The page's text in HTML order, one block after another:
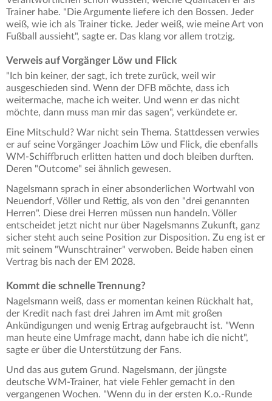
Trainer habe. "Die Argumente liefere ich den Bossen. Jeder
weiß, wie ich als Trainer ticke. Jeder weiß, wie meine Art von
Fußball aussieht", sagte er. Das klang vor allem trotzig.
Verweis auf Vorgänger Löw und Flick
"Ich bin keiner, der sagt, ich trete zurück, weil wir
ausgeschieden sind. Wenn der DFB möchte, dass ich
weitermache, mache ich weiter. Und wenn er das nicht
möchte, dann muss man mir das sagen", verkündete er.
Eine Mitschuld? War nicht sein Thema. Stattdessen verwies
er auf seine Vorgänger Joachim Löw und Flick, die ebenfalls
WM-Schiffbruch erlitten hatten und doch bleiben durften.
Deren "Outcome" sei ähnlich gewesen.
Nagelsmann sprach in einer absonderlichen Wortwahl von
Neuendorf, Völler und Rettig, als von den "drei genannten
Herren". Diese drei Herren müssen nun handeln. Völler
entscheidet jetzt nicht nur über Nagelsmanns Zukunft, ganz
sicher steht auch seine Position zur Disposition. Zu eng ist er
mit seinem "Wunschtrainer" verwoben. Beide haben einen
Vertrag bis nach der EM 2028.
Kommt die schnelle Trennung?
Nagelsmann weiß, dass er momentan keinen Rückhalt hat,
der Kredit nach fast drei Jahren im Amt mit großen
Ankündigungen und wenig Ertrag aufgebraucht ist. "Wenn
man heute eine Umfrage macht, dann habe ich die nicht",
sagte er über die Unterstützung der Fans.
Und das aus gutem Grund. Nagelsmann, der jüngste
deutsche WM-Trainer, hat viele Fehler gemacht in den
vergangenen Wochen. "Wenn du in der ersten K.o.-Runde